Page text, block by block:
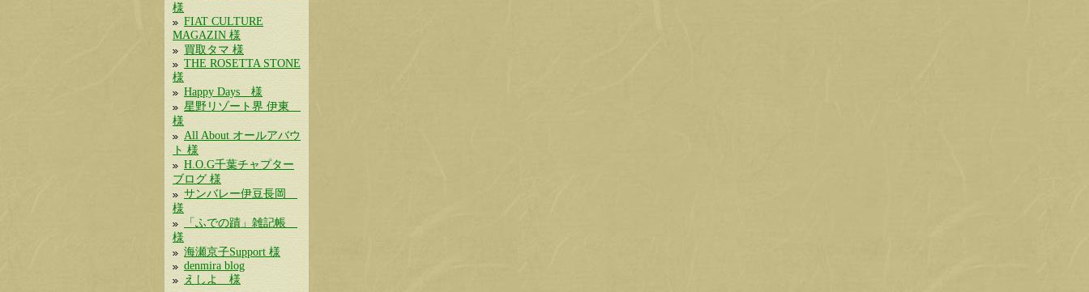
様
FIAT CULTURE
MAGAZIN 様
買取タマ 様
THE ROSETTA STONE
様
Happy Days 様
星野リゾート界 伊東
様
All About オールアバウ
ト 様
H.O.G千葉チャプター
ブログ 様
サンバレー伊豆長岡
様
「ふでの蹟」雑記帳
様
海瀬京子Support 様
denmira blog
えしよ 様